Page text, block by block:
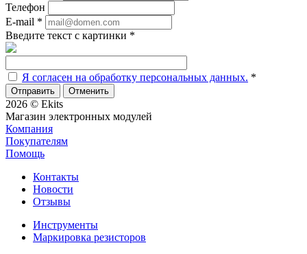
Телефон
E-mail *
Введите текст с картинки *
Я согласен на обработку персональных данных. *
Отменить
2026 © Ekits
Магазин электронных модулей
Компания
Покупателям
Помощь
Контакты
Новости
Отзывы
Инструменты
Маркировка резисторов